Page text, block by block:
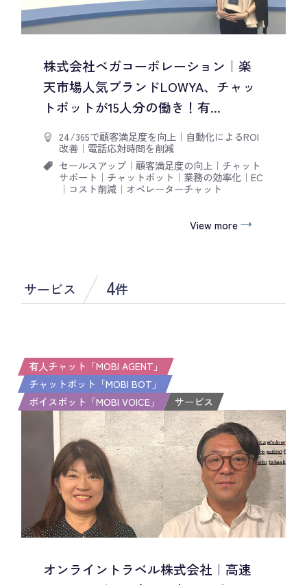
株式会社ベガコーポレーション｜楽
天市場人気ブランドLOWYA、チャッ
トボットが15人分の働き！有...
24/365で顧客満足度を向上 ｜ 自動化によるROI
改善｜ 電話応対時間を削減
セールスアップ｜ 顧客満足度の向上｜ チャット
サポート ｜ チャットボット ｜ 業務の効率化｜ EC
｜ コスト削減｜ オペレーターチャット
View more
サービス 4件
有人チャット「MOBI AGENT」
チャットボット「MOBI BOT」
ボイスボット「MOBI VOICE」
サービス
オンライントラベル株式会社｜高速